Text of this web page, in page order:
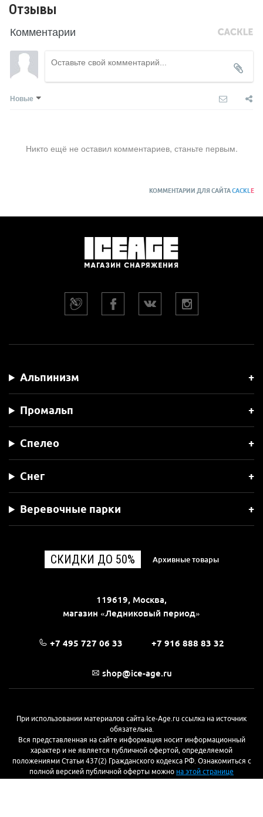
Отзывы
Комментарии
Новые
Никто ещё не оставил комментариев, станьте первым.
КОММЕНТАРИИ ДЛЯ САЙТАCACKL E
Альпинизм
Промальп
Спелео
Снег
Веревочные парки
СКИДКИ ДО 50% Архивные товары
119619, Москва,
магазин «Ледниковый период»
+7 495 727 06 33 +7 916 888 83 32
shop@ice-age.ru
При использовании материалов сайта Ice-Age.ru ссылка на источник
обязательна.
Вся представленная на сайте информация носит информационный
характер и не является публичной офертой, определяемой
положениями Статьи 437(2) Гражданского кодекса РФ. Ознакомиться с
полной версией публичной оферты можно на этой странице